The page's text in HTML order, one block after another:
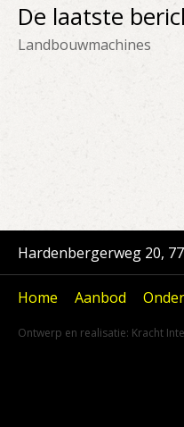
De laatste
Landbouwmachines
Hardenbergerweg 20,
Home Aanbod
Ontwerp en realisatie: Kracht